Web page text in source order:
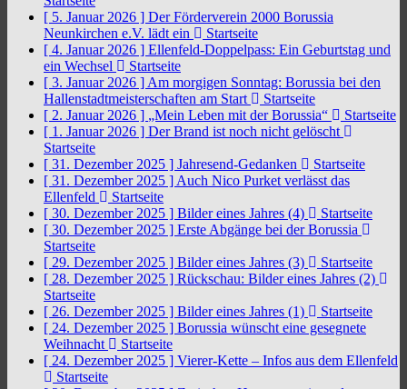
[ 5. Januar 2026 ] Der Förderverein 2000 Borussia
Neunkirchen e.V. lädt ein
Startseite
[ 4. Januar 2026 ] Ellenfeld-Doppelpass: Ein Geburtstag und
ein Wechsel
Startseite
[ 3. Januar 2026 ] Am morgigen Sonntag: Borussia bei den
Hallenstadtmeisterschaften am Start
Startseite
[ 2. Januar 2026 ] „Mein Leben mit der Borussia“
Startseite
[ 1. Januar 2026 ] Der Brand ist noch nicht gelöscht
Startseite
[ 31. Dezember 2025 ] Jahresend-Gedanken
Startseite
[ 31. Dezember 2025 ] Auch Nico Purket verlässt das
Ellenfeld
Startseite
[ 30. Dezember 2025 ] Bilder eines Jahres (4)
Startseite
[ 30. Dezember 2025 ] Erste Abgänge bei der Borussia
Startseite
[ 29. Dezember 2025 ] Bilder eines Jahres (3)
Startseite
[ 28. Dezember 2025 ] Rückschau: Bilder eines Jahres (2)
Startseite
[ 26. Dezember 2025 ] Bilder eines Jahres (1)
Startseite
[ 24. Dezember 2025 ] Borussia wünscht eine gesegnete
Weihnacht
Startseite
[ 24. Dezember 2025 ] Vierer-Kette – Infos aus dem Ellenfeld
Startseite